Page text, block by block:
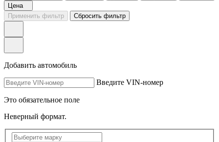
Цена
Применить фильтр
Сбросить фильтр
Добавить автомобиль
Введите VIN-номер
Это обязательное поле
Неверный формат.